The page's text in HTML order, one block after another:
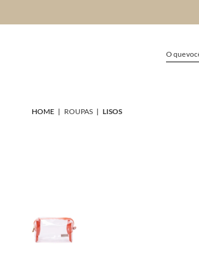
HOME | ROUPAS | LISOS